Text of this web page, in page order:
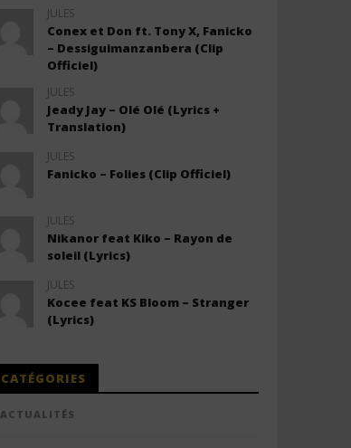
JULES
Conex et Don ft. Tony X, Fanicko
– Dessiguimanzanbera (Clip
Officiel)
JULES
Jeady Jay – Olé Olé (Lyrics +
Translation)
JULES
Fanicko – Folies (Clip Officiel)
JULES
Nikanor feat Kiko – Rayon de
soleil (Lyrics)
JULES
Kocee feat KS Bloom – Stranger
(Lyrics)
CATÉGORIES
ACTUALITÉS